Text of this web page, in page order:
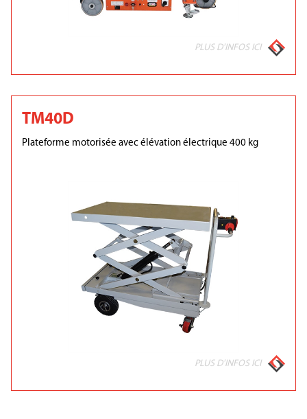
PLUS D'INFOS ICI
TM40D
Plateforme motorisée avec élévation électrique 400 kg
PLUS D'INFOS ICI